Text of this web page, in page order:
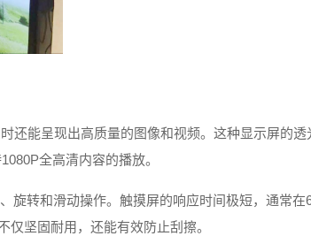
还能呈现出高质量的图像和视频。这种显示屏的透
全高清内容的播放。
旋转和滑动操作。触摸屏的响应时间极短，通常在
坚固耐用，还能有效防止刮擦。